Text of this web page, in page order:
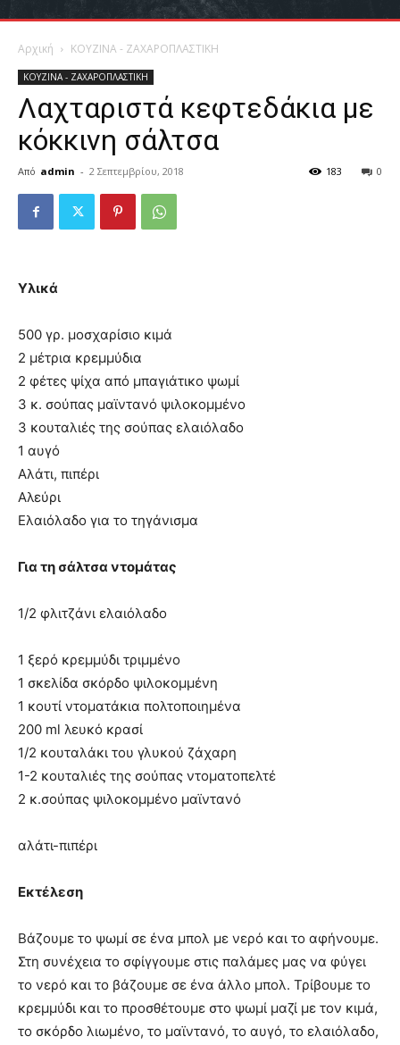
Αρχική ΚΟΥΖΙΝΑ - ΖΑΧΑΡΟΠΛΑΣΤΙΚΗ
ΚΟΥΖΙΝΑ - ΖΑΧΑΡΟΠΛΑΣΤΙΚΗ
Λαχταριστά κεφτεδάκια με
κόκκινη σάλτσα
Από admin - 2 Σεπτεμβρίου, 2018 0
183
Υλικά
500 γρ. μοσχαρίσιο κιμά
2 μέτρια κρεμμύδια
2 φέτες ψίχα από μπαγιάτικο ψωμί
3 κ. σούπας μαϊντανό ψιλοκομμένο
3 κουταλιές της σούπας ελαιόλαδο
1 αυγό
Αλάτι, πιπέρι
Αλεύρι
Ελαιόλαδο για το τηγάνισμα
Για τη σάλτσα ντομάτας
1/2 φλιτζάνι ελαιόλαδο
1 ξερό κρεμμύδι τριμμένο
1 σκελίδα σκόρδο ψιλοκομμένη
1 κουτί ντοματάκια πολτοποιημένα
200 ml λευκό κρασί
1/2 κουταλάκι του γλυκού ζάχαρη
1-2 κουταλιές της σούπας ντοματοπελτέ
2 κ.σούπας ψιλοκομμένο μαϊντανό
αλάτι-πιπέρι
Εκτέλεση
Βάζουμε το ψωμί σε ένα μπολ με νερό και το αφήνουμε.
Στη συνέχεια το σφίγγουμε στις παλάμες μας να φύγει
το νερό και το βάζουμε σε ένα άλλο μπολ. Τρίβουμε το
κρεμμύδι και το προσθέτουμε στο ψωμί μαζί με τον κιμά,
το σκόρδο λιωμένο, το μαϊντανό, το αυγό, το ελαιόλαδο,